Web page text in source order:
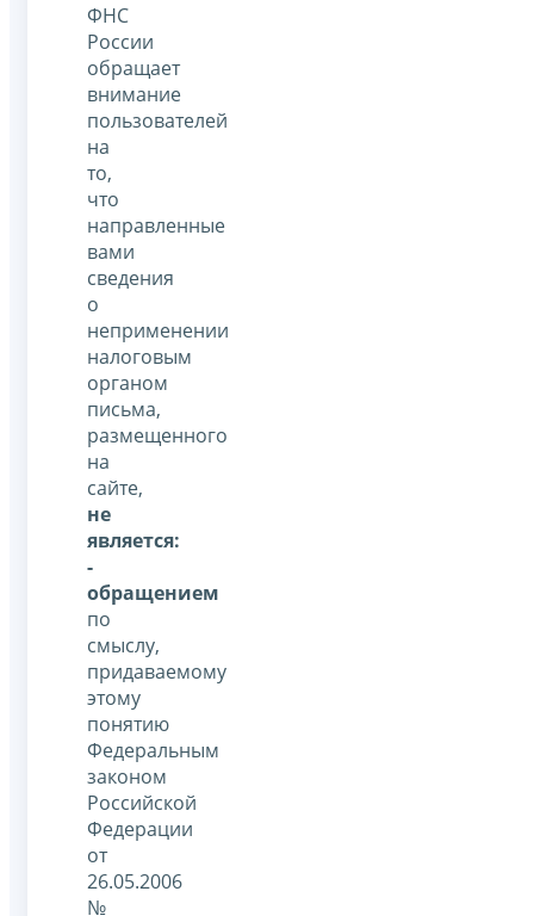
ФНС
России
обращает
внимание
пользователей
на
то,
что
направленные
вами
сведения
о
неприменении
налоговым
органом
письма,
размещенного
на
сайте,
не
является:
-
обращением
по
смыслу,
придаваемому
этому
понятию
Федеральным
законом
Российской
Федерации
от
26.05.2006
№